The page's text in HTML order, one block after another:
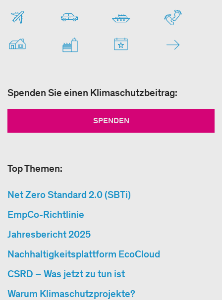
Spenden Sie einen Klimaschutzbeitrag:
SPENDEN
Top Themen:
Net Zero Standard 2.0 (SBTi)
EmpCo-Richtlinie
Jahresbericht 2025
Nachhaltigkeitsplattform EcoCloud
CSRD – Was jetzt zu tun ist
Warum Klimaschutzprojekte?